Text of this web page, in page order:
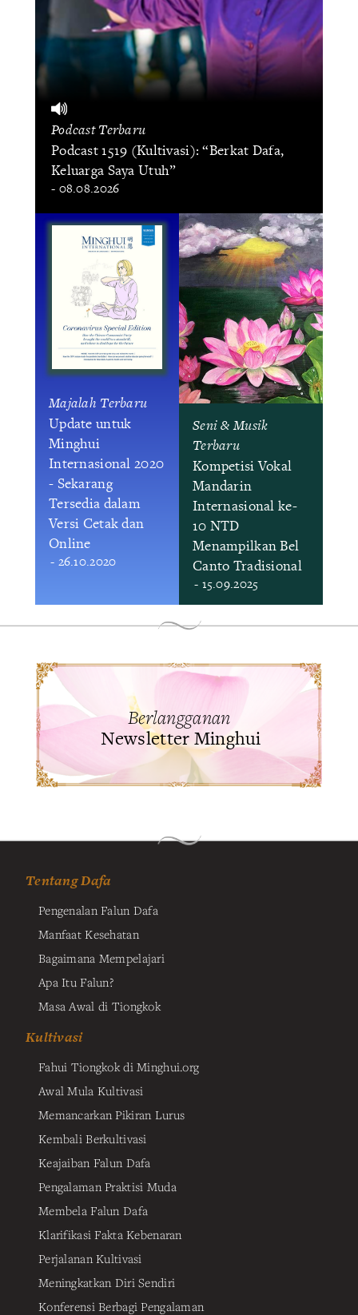
Podcast Terbaru
Podcast 1519 (Kultivasi): “Berkat Dafa,
Keluarga Saya Utuh”
- 08.08.2026
Majalah Terbaru
Update untuk
Minghui
Internasional 2020
- Sekarang
Tersedia dalam
Versi Cetak dan
Online
- 26.10.2020
Seni & Musik
Terbaru
Kompetisi Vokal
Mandarin
Internasional ke-
10 NTD
Menampilkan Bel
Canto Tradisional
- 15.09.2025
Berlangganan
Newsletter Minghui
Tentang Dafa
Pengenalan Falun Dafa
Manfaat Kesehatan
Bagaimana Mempelajari
Apa Itu Falun?
Masa Awal di Tiongkok
Kultivasi
Fahui Tiongkok di Minghui.org
Awal Mula Kultivasi
Memancarkan Pikiran Lurus
Kembali Berkultivasi
Keajaiban Falun Dafa
Pengalaman Praktisi Muda
Membela Falun Dafa
Klarifikasi Fakta Kebenaran
Perjalanan Kultivasi
Meningkatkan Diri Sendiri
Konferensi Berbagi Pengalaman